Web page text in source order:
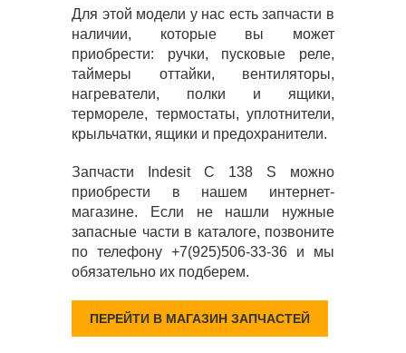
Для этой модели у нас есть запчасти в
наличии, которые вы может
приобрести: ручки, пусковые реле,
таймеры оттайки, вентиляторы,
нагреватели, полки и ящики,
термореле, термостаты, уплотнители,
крыльчатки, ящики и предохранители.
Запчасти Indesit C 138 S можно
приобрести в нашем интернет-
магазине. Если не нашли нужные
запасные части в каталоге, позвоните
по телефону +7(925)506-33-36 и мы
обязательно их подберем.
ПЕРЕЙТИ В МАГАЗИН ЗАПЧАСТЕЙ